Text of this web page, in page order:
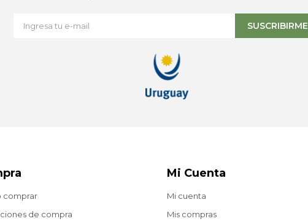
comprar
de compra
Mi Cuenta
Mi cuenta
Mis compras
SUSCRIBIRME